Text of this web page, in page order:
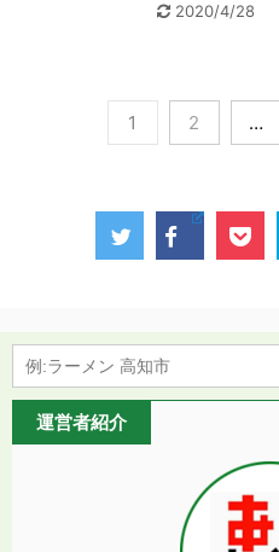
2020/4/28
1 2 …
運営者紹介